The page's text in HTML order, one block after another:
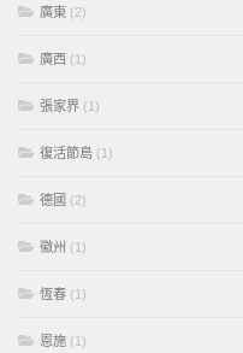
廣東 (2)
廣西 (1)
張家界 (1)
復活節島 (1)
德國 (2)
徽州 (1)
恆春 (1)
恩施 (1)